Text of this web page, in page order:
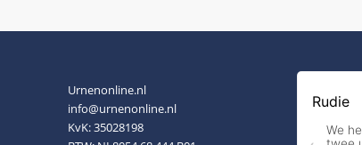
Urnenonline.nl
info@urnenonline.nl
KvK: 35028198